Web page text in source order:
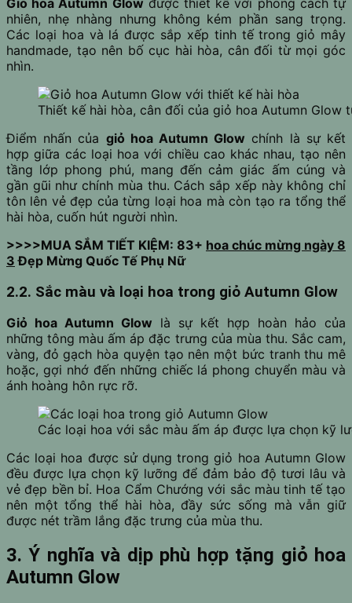
nhiên, nhẹ nhàng nhưng không kém phần sang trọng.
Các loại hoa và lá được sắp xếp tinh tế trong giỏ mây
handmade, tạo nên bố cục hài hòa, cân đối từ mọi góc
nhìn.
Thiết kế hài hòa, cân đối của giỏ hoa Autumn Glow
Điểm nhấn của giỏ hoa Autumn Glow chính là sự kết
hợp giữa các loại hoa với chiều cao khác nhau, tạo nên
tầng lớp phong phú, mang đến cảm giác ấm cúng và
gần gũi như chính mùa thu. Cách sắp xếp này không chỉ
tôn lên vẻ đẹp của từng loại hoa mà còn tạo ra tổng thể
hài hòa, cuốn hút người nhìn.
>>>>MUA SẮM TIẾT KIỆM: 83+ hoa chúc mừng ngày 8
3 Đẹp Mừng Quốc Tế Phụ Nữ
2.2. Sắc màu và loại hoa trong giỏ Autumn Glow
Giỏ hoa Autumn Glow là sự kết hợp hoàn hảo của
những tông màu ấm áp đặc trưng của mùa thu. Sắc cam,
vàng, đỏ gạch hòa quyện tạo nên một bức tranh thu mê
hoặc, gợi nhớ đến những chiếc lá phong chuyển màu và
ánh hoàng hôn rực rỡ.
Các loại hoa với sắc màu ấm áp được lựa chọn kỹ
Các loại hoa được sử dụng trong giỏ hoa Autumn Glow
đều được lựa chọn kỹ lưỡng để đảm bảo độ tươi lâu và
vẻ đẹp bền bỉ. Hoa Cẩm Chướng với sắc màu tinh tế tạo
nên một tổng thể hài hòa, đầy sức sống mà vẫn giữ
được nét trầm lắng đặc trưng của mùa thu.
3.Ý nghĩa và dịp phù hợp tặng giỏ hoa
Autumn Glow